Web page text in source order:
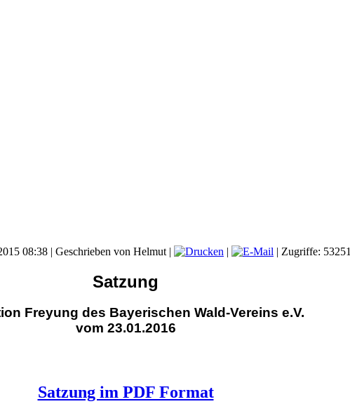
08:38 | Geschrieben von Helmut | | | Zugriffe: 53251
Satzung
Freyung des Bayerischen Wald-Vereins e.V.
vom 23.01.2016
Satzung im PDF Format